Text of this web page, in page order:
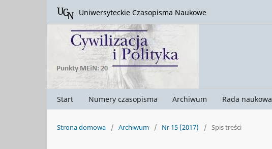
Start Numery czasopisma Archiwum Rada naukowa
Uniwersyteckie Czasopisma Naukowe
Strona domowa / Archiwum / Nr 15 (2017) / Spis treści